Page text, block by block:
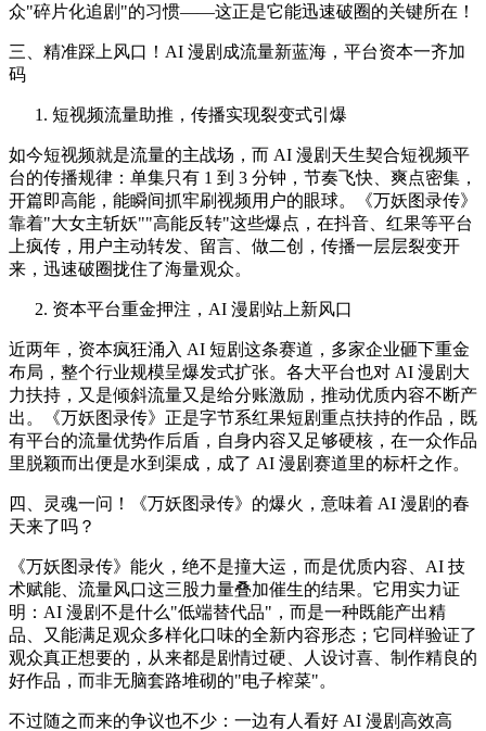
众"碎片化追剧"的习惯——这正是它能迅速破圈的关键所在！
三、精准踩上风口！AI 漫剧成流量新蓝海，平台资本一齐加
码
短视频流量助推，传播实现裂变式引爆
如今短视频就是流量的主战场，而 AI 漫剧天生契合短视频平
台的传播规律：单集只有 1 到 3 分钟，节奏飞快、爽点密集，
开篇即高能，能瞬间抓牢刷视频用户的眼球。《万妖图录传》
靠着"大女主斩妖""高能反转"这些爆点，在抖音、红果等平台
上疯传，用户主动转发、留言、做二创，传播一层层裂变开
来，迅速破圈拢住了海量观众。
资本平台重金押注，AI 漫剧站上新风口
近两年，资本疯狂涌入 AI 短剧这条赛道，多家企业砸下重金
布局，整个行业规模呈爆发式扩张。各大平台也对 AI 漫剧大
力扶持，又是倾斜流量又是给分账激励，推动优质内容不断产
出。《万妖图录传》正是字节系红果短剧重点扶持的作品，既
有平台的流量优势作后盾，自身内容又足够硬核，在一众作品
里脱颖而出便是水到渠成，成了 AI 漫剧赛道里的标杆之作。
四、灵魂一问！《万妖图录传》的爆火，意味着 AI 漫剧的春
天来了吗？
《万妖图录传》能火，绝不是撞大运，而是优质内容、AI 技
术赋能、流量风口这三股力量叠加催生的结果。它用实力证
明：AI 漫剧不是什么"低端替代品"，而是一种既能产出精
品、又能满足观众多样化口味的全新内容形态；它同样验证了
观众真正想要的，从来都是剧情过硬、人设讨喜、制作精良的
好作品，而非无脑套路堆砌的"电子榨菜"。
不过随之而来的争议也不少：一边有人看好 AI 漫剧高效高